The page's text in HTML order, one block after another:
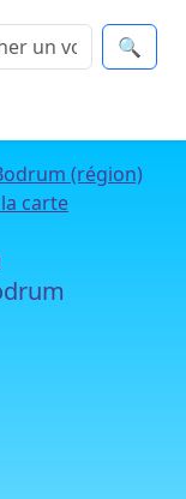
🔍
(région)
carte